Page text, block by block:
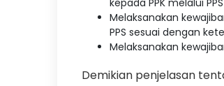
kepada PPK melalui
Melaksanakan
PPS sesuai dengan
Melaksanakan
Demikian penjelasan